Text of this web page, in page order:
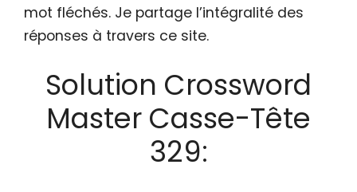
mot fléchés. Je partage l’intégralité des
réponses à travers ce site.
Solution Crossword
Master Casse-Tête
329: